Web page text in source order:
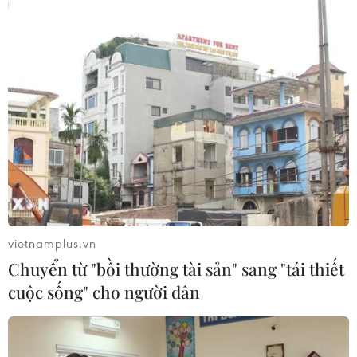
vietnamplus.vn
Chuyển từ "bồi thường tài sản" sang "tái thiết
cuộc sống" cho người dân